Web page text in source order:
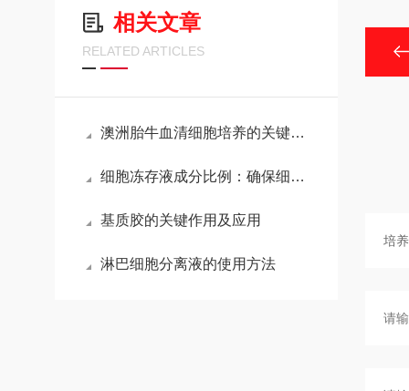
相关文章
RELATED ARTICLES
澳洲胎牛血清细胞培养的关键营养源
细胞冻存液成分比例：确保细胞存活的关键
基质胶的关键作用及应用
淋巴细胞分离液的使用方法